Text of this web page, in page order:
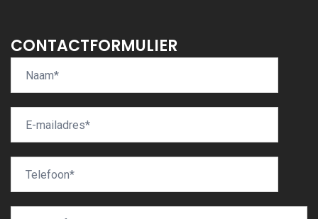
CONTACTFORMULIER